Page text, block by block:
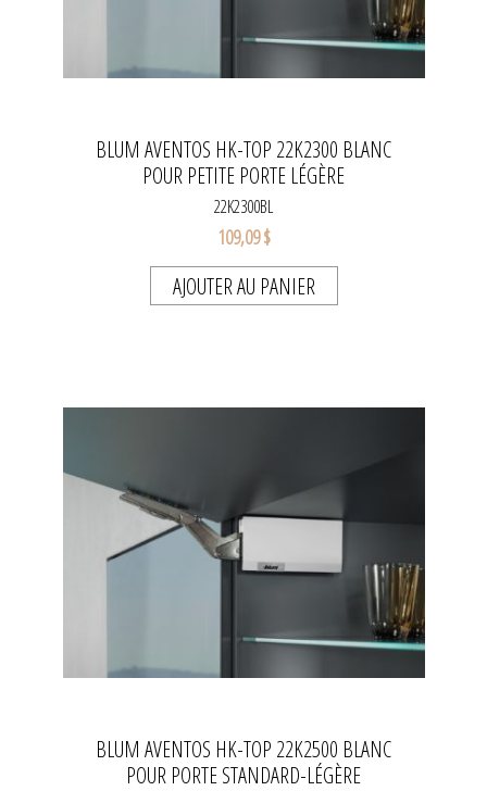
BLUM AVENTOS HK-TOP 22K2300 BLANC
POUR PETITE PORTE LÉGÈRE
22K2300BL
109,09 $
AJOUTER AU PANIER
BLUM AVENTOS HK-TOP 22K2500 BLANC
POUR PORTE STANDARD-LÉGÈRE